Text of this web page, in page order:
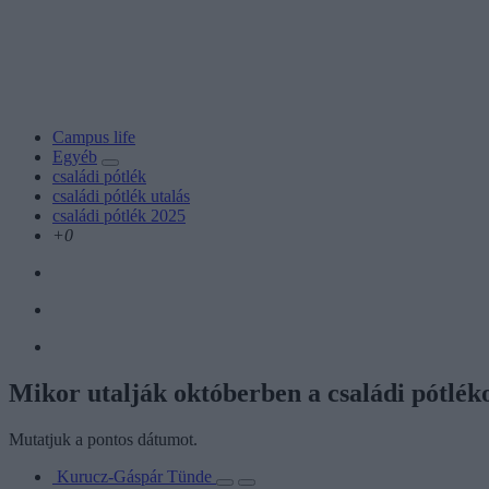
Campus life
Egyéb
családi pótlék
családi pótlék utalás
családi pótlék 2025
+0
Mikor utalják októberben a családi
Mutatjuk a pontos dátumot.
Kurucz-Gáspár Tünde